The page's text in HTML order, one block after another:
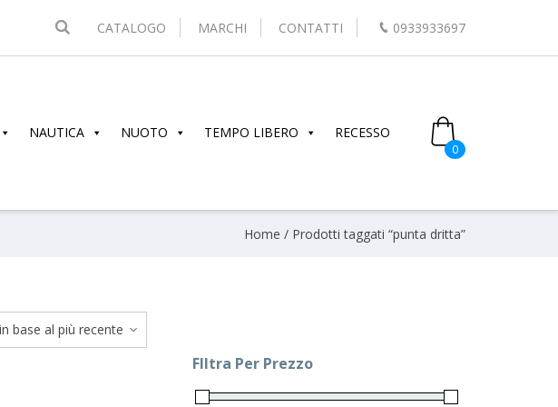
CATALOGO MARCHI CONTATTI 0933933697
NAUTICA NUOTO TEMPO LIBERO RECESSO
0
Home / Prodotti taggati “punta dritta”
FIltra Per Prezzo